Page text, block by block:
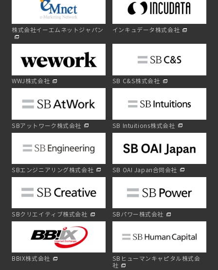
株式会社イーエムネットジャパン インキュデータ株式会社
WWJ株式会社 SB C&S株式会社
SBアットワーク株式会社 SB Intuitions株式会社
SBエンジニアリング株式会社 SB OAI Japan合同会社
SBクリエイティブ株式会社 SBパワー株式会社
BBIX株式会社
SBヒューマンキャピタル株式会
社